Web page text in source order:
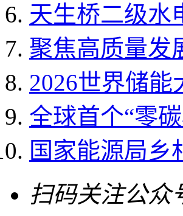
天生桥二级水
聚焦高质量发
2026世界储能
全球首个“零
国家能源局乡
扫码关注公众